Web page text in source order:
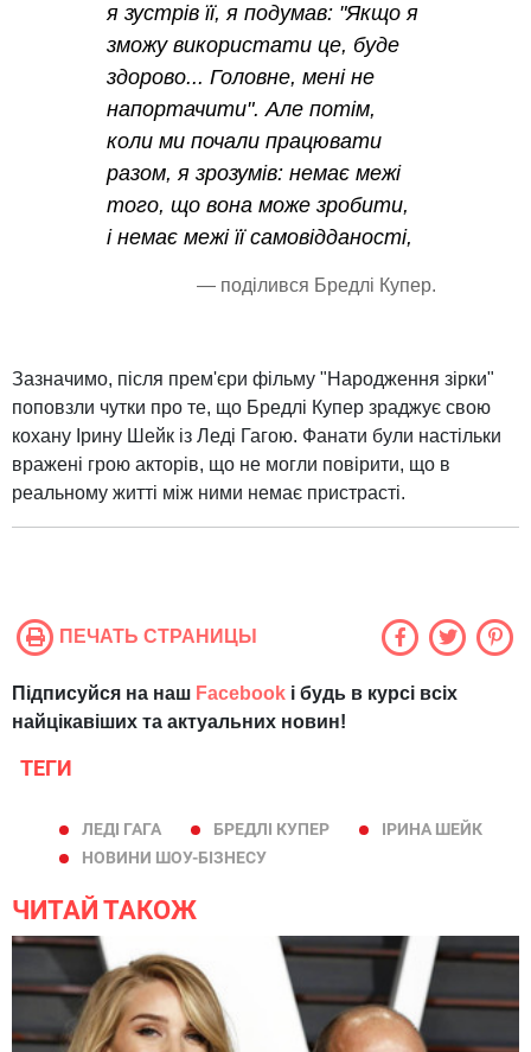
я зустрів її, я подумав: "Якщо я
зможу використати це, буде
здорово... Головне, мені не
напортачити". Але потім,
коли ми почали працювати
разом, я зрозумів: немає межі
того, що вона може зробити,
і немає межі її самовідданості,
— поділився Бредлі Купер.
Зазначимо, після прем'єри фільму "Народження зірки"
поповзли чутки про те, що Бредлі Купер зраджує свою
кохану Ірину Шейк із Леді Гагою. Фанати були настільки
вражені грою акторів, що не могли повірити, що в
реальному житті між ними немає пристрасті.
ПЕЧАТЬ СТРАНИЦЫ
Підписуйся на наш Facebook і будь в курсі всіх
найцікавіших та актуальних новин!
ТЕГИ
ЛЕДІ ГАГА БРЕДЛІ КУПЕР
ІРИНА ШЕЙК
НОВИНИ ШОУ-БІЗНЕСУ
ЧИТАЙ ТАКОЖ